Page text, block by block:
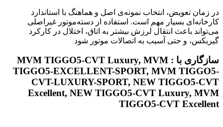
در زمان تعویض، انتخاب نمونه‌ی اصل و هماهنگ با استاندارد
کارخانه‌ای بسیار مهم است. استفاده از دسته‌موتور غیراصلی
می‌تواند باعث انتقال لرزش بیشتر به اتاق، اختلال در کارکرد
گیربکس، و حتی آسیب به اتصالات موتور شود
سازگاری با : MVM TIGGO5-CVT Luxury, MVM
TIGGO5-EXCELLENT-SPORT, MVM TIGGO5-
CVT-LUXURY-SPORT, NEW TIGGO5-CVT
Excellent, NEW TIGGO5-CVT Luxury, MVM
TIGGO5-CVT Excellent